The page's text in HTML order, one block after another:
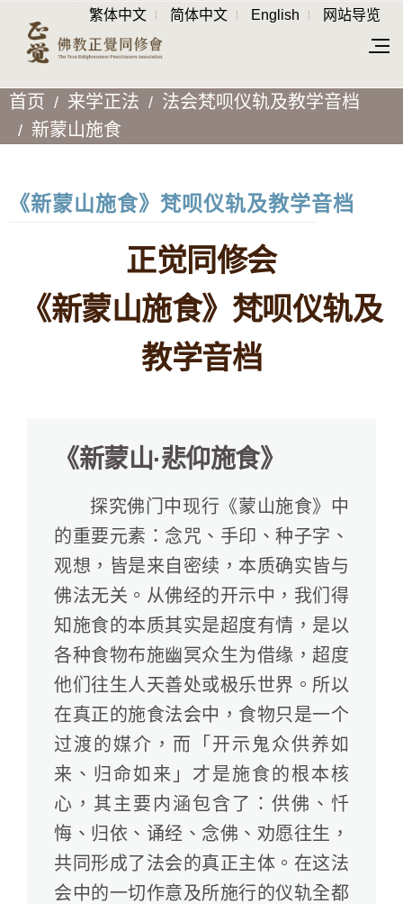
繁体中文 简体中文 English 网站导览
首页 来学正法
法会梵呗仪轨及教学音档
新蒙山施食
《新蒙山施食》梵呗仪轨及教学音档
正觉同修会
《新蒙山施食》梵呗仪轨及
教学音档
《新蒙山·悲仰施食》
探究佛门中现行《蒙山施食》中
的重要元素：念咒、手印、种子字、
观想，皆是来自密续，本质确实皆与
佛法无关。从佛经的开示中，我们得
知施食的本质其实是超度有情，是以
各种食物布施幽冥众生为借缘，超度
他们往生人天善处或极乐世界。所以
在真正的施食法会中，食物只是一个
过渡的媒介，而「开示鬼众供养如
来、归命如来」才是施食的根本核
心，其主要内涵包含了：供佛、忏
悔、归依、诵经、念佛、劝愿往生，
共同形成了法会的真正主体。在这法
会中的一切作意及所施行的仪轨全都